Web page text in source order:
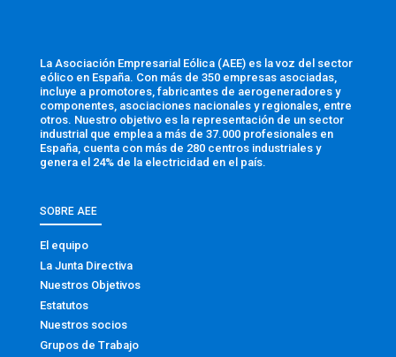
La Asociación Empresarial Eólica (AEE) es la voz del sector
eólico en España. Con más de 350 empresas asociadas,
incluye a promotores, fabricantes de aerogeneradores y
componentes, asociaciones nacionales y regionales, entre
otros. Nuestro objetivo es la representación de un sector
industrial que emplea a más de 37.000 profesionales en
España, cuenta con más de 280 centros industriales y
genera el 24% de la electricidad en el país.
SOBRE AEE
El equipo
La Junta Directiva
Nuestros Objetivos
Estatutos
Nuestros socios
Grupos de Trabajo